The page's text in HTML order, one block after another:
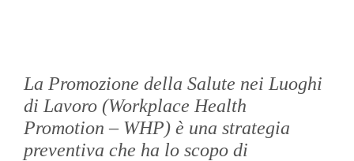
La Promozione della Salute nei Luoghi
di Lavoro (Workplace Health
Promotion – WHP) è una strategia
preventiva che ha lo scopo di